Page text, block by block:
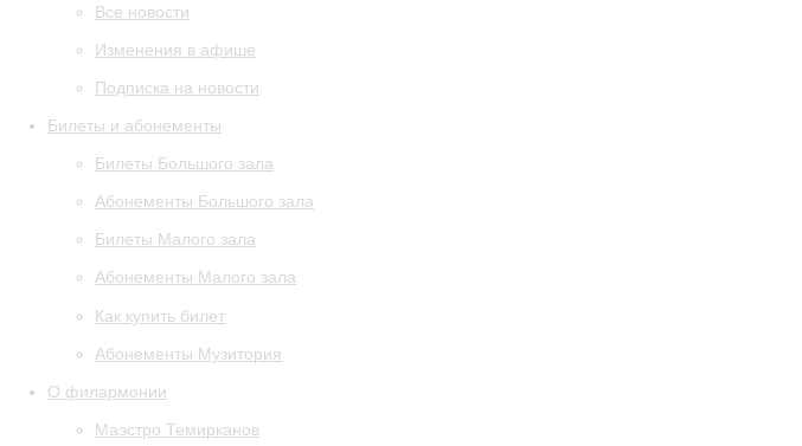
Все новости
Изменения в афише
Подписка на новости
Билеты и абонементы
Билеты Большого зала
Абонементы Большого зала
Билеты Малого зала
Абонементы Малого зала
Как купить билет
Абонементы Музитория
О филармонии
Маэстро Темирканов